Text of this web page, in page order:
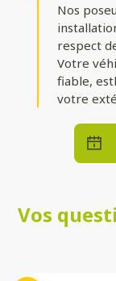
Nos
respect
Votre
fiable,
votre
Vos